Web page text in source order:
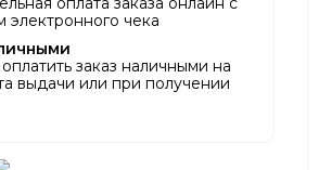
электронного чека
заказ наличными на
выдачи или при получении